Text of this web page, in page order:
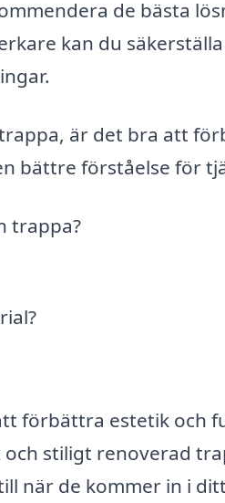
de bästa
kan du
är det bra att
bättre förståelse för
trappa?
förbättra estetik och
stiligt renoverad
när de kommer in i